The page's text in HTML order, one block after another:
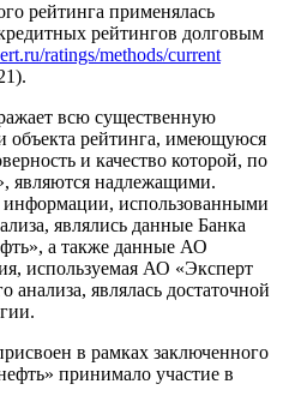
рейтинга применялась
рейтингов долговым
ratings/methods/current
всю существенную
рейтинга, имеющуюся
и качество которой, по
надлежащими.
использованными
являлись данные Банка
а также данные АО
используемая АО «Эксперт
анализа, являлась достаточной
в рамках заключенного
принимало участие в